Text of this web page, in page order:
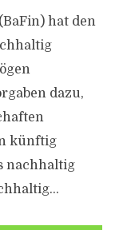
hat den
dazu,
künftig
nachhaltig